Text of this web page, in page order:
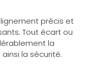
précis et
Tout écart ou
la
la sécurité.